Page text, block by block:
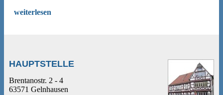
weiterlesen
HAUPTSTELLE
Brentanostr. 2 - 4
63571 Gelnhausen